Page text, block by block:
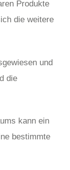
Produkte
die weitere
und
die
kann ein
bestimmte